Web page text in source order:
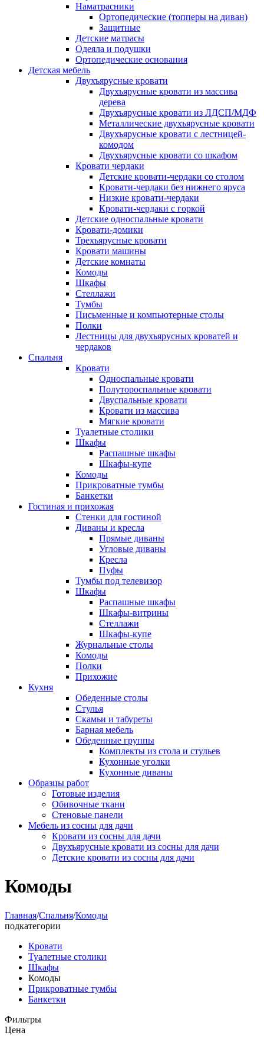
Наматрасники
Ортопедические (топперы на диван)
Защитные
Детские матрасы
Одеяла и подушки
Ортопедические основания
Детская мебель
Двухъярусные кровати
Двухъярусные кровати из массива
дерева
Двухъярусные кровати из ЛДСП/МДФ
Металлические двухъярусные кровати
Двухъярусные кровати с лестницей-
комодом
Двухъярусные кровати со шкафом
Кровати чердаки
Детские кровати-чердаки со столом
Кровати-чердаки без нижнего яруса
Низкие кровати-чердаки
Кровати-чердаки с горкой
Детские односпальные кровати
Кровати-домики
Трехъярусные кровати
Кровати машины
Детские комнаты
Комоды
Шкафы
Стеллажи
Тумбы
Письменные и компьютерные столы
Полки
Лестницы для двухъярусных кроватей и
чердаков
Спальня
Кровати
Односпальные кровати
Полутороспальные кровати
Двуспальные кровати
Кровати из массива
Мягкие кровати
Туалетные столики
Шкафы
Распашные шкафы
Шкафы-купе
Комоды
Прикроватные тумбы
Банкетки
Гостиная и прихожая
Стенки для гостиной
Диваны и кресла
Прямые диваны
Угловые диваны
Кресла
Пуфы
Тумбы под телевизор
Шкафы
Распашные шкафы
Шкафы-витрины
Стеллажи
Шкафы-купе
Журнальные столы
Комоды
Полки
Прихожие
Кухня
Обеденные столы
Стулья
Скамьи и табуреты
Барная мебель
Обеденные группы
Комплекты из стола и стульев
Кухонные уголки
Кухонные диваны
Образцы работ
Готовые изделия
Обивочные ткани
Стеновые панели
Мебель из сосны для дачи
Кровати из сосны для дачи
Двухъярусные кровати из сосны для дачи
Детские кровати из сосны для дачи
Комоды
Главная/Спальня/Комоды
подкатегории
Кровати
Туалетные столики
Шкафы
Комоды
Прикроватные тумбы
Банкетки
Фильтры
Цена